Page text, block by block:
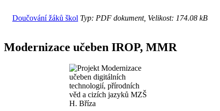
Doučování žáků škol Typ: PDF dokument, Velikost: 174.08 kB
Modernizace učeben IROP, MMR